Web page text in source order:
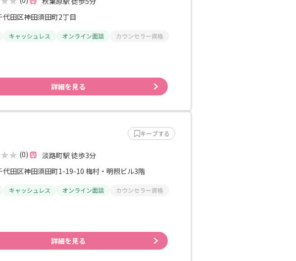
代田区神田須田町2丁目
キャッシュレス オンライン面談 カウンセラー資格
詳細を見る
キープする
(0)
淡路町駅 徒歩3分
代田区神田須田町1-19-10 梅村・明照ビル3階
キャッシュレス オンライン面談 カウンセラー資格
詳細を見る